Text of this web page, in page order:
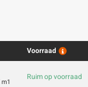
Voorraad
Ruim op voorraad